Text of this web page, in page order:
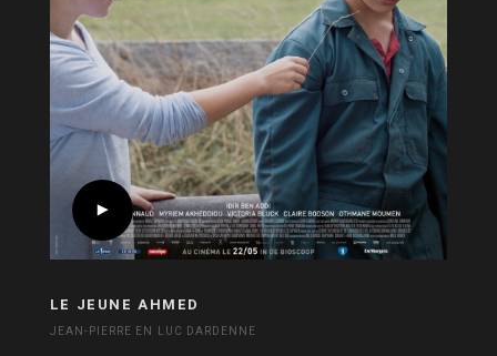
LE JEUNE AHMED
JEAN-PIERRE EN LUC DARDENNE